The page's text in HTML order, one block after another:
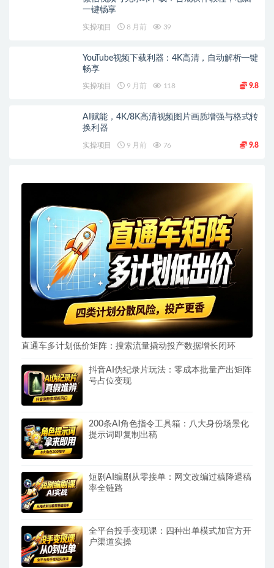
一键畅享
实操项目 8 月前 39
YouTube视频下载利器：4K高清，自动解析一键
畅享
实操项目 9 月前 118 9.8
AI赋能，4K/8K高清视频图片画质增强与格式转
换利器
实操项目 9 月前 76 9.8
直通车多计划低价矩阵：搜索流量撬动投产数据增长闭环
抖音AI伪纪录片玩法：零成本批量产出矩阵
号占位变现
200条AI角色指令工具箱：八大身份场景化
提示词即复制出稿
短剧AI编剧从零接单：网文改编过稿降退稿
率全链路
全平台投手变现课：四种出单模式加官方开
户渠道实操